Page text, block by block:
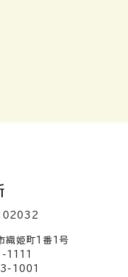
姫町1番1号
1111
1001